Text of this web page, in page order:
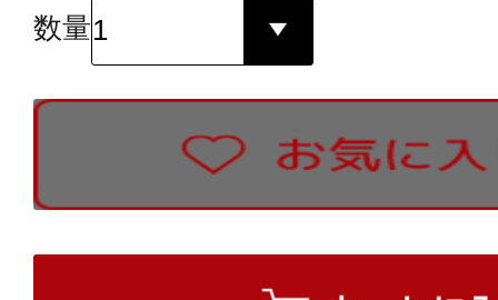
数量